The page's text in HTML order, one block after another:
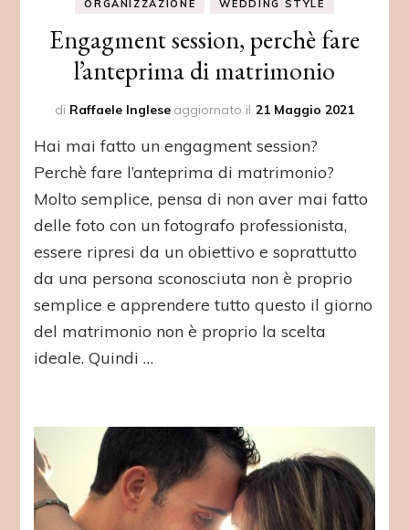
ORGANIZZAZIONE WEDDING STYLE
Engagment session, perchè fare
l’anteprima di matrimonio
di Raffaele Inglese aggiornato il 21 Maggio 2021
Hai mai fatto un engagment session?
Perchè fare l’anteprima di matrimonio?
Molto semplice, pensa di non aver mai fatto
delle foto con un fotografo professionista,
essere ripresi da un obiettivo e soprattutto
da una persona sconosciuta non è proprio
semplice e apprendere tutto questo il giorno
del matrimonio non è proprio la scelta
ideale. Quindi …